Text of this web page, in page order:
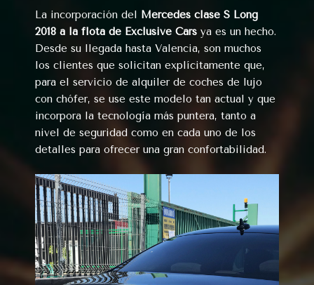
La incorporación del Mercedes clase S Long
2018 a la flota de Exclusive Cars ya es un hecho.
Desde su llegada hasta Valencia, son muchos
los clientes que solicitan explícitamente que,
para el servicio de alquiler de coches de lujo
con chófer, se use este modelo tan actual y que
incorpora la tecnología más puntera, tanto a
nivel de seguridad como en cada uno de los
detalles para ofrecer una gran confortabilidad.